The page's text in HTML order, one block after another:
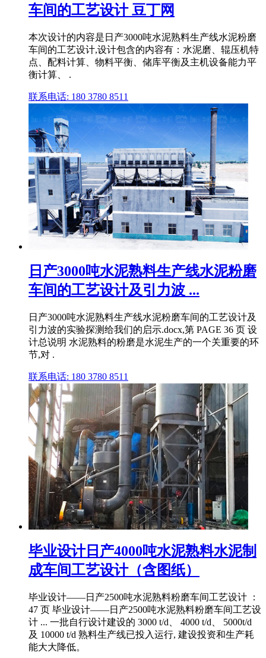
车间的工艺设计 豆丁网
本次设计的内容是日产3000吨水泥熟料生产线水泥粉磨
车间的工艺设计,设计包含的内容有：水泥磨、辊压机特
点、配料计算、物料平衡、储库平衡及主机设备能力平
衡计算、 .
联系电话: 180 3780 8511
日产3000吨水泥熟料生产线水泥粉磨
车间的工艺设计及引力波 ...
日产3000吨水泥熟料生产线水泥粉磨车间的工艺设计及
引力波的实验探测给我们的启示.docx,第 PAGE 36 页 设
计总说明 水泥熟料的粉磨是水泥生产的一个关重要的环
节,对 .
联系电话: 180 3780 8511
毕业设计日产4000吨水泥熟料水泥制
成车间工艺设计（含图纸）
毕业设计——日产2500吨水泥熟料粉磨车间工艺设计 ：
47 页 毕业设计——日产2500吨水泥熟料粉磨车间工艺设
计 ... 一批自行设计建设的 3000 t/d、 4000 t/d、 5000t/d
及 10000 t/d 熟料生产线已投入运行, 建设投资和生产耗
能大大降低。